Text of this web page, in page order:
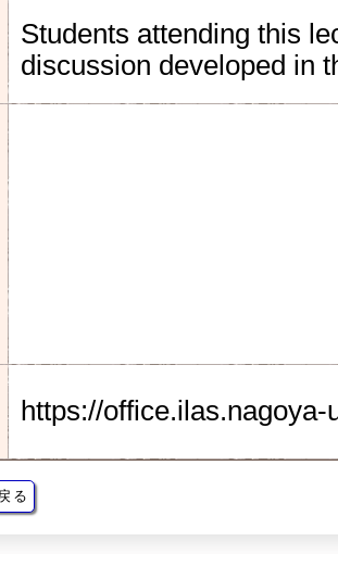
Students attending this
discussion developed in
https://